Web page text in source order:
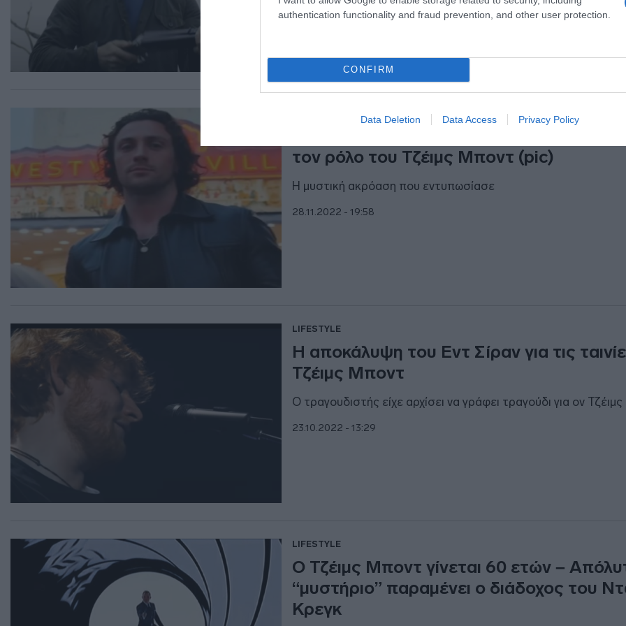
authentication functionality and fraud prevention, and other user protection.
CONFIRM
Data Deletion Data Access Privacy Policy
τον ρόλο του Τζέιμς Μποντ (pic)
Η μυστική ακρόαση που εντυπωσίασε
28.11.2022 - 19:58
LIFESTYLE
Η αποκάλυψη του Εντ Σίραν για τις
Τζέιμς Μποντ
Ο τραγουδιστής είχε αρχίσει να γράφει τραγούδι για ον
23.10.2022 - 13:29
LIFESTYLE
Ο Τζέιμς Μποντ γίνεται 60 ετών –
“μυστήριο” παραμένει ο διάδοχος του
Κρεγκ